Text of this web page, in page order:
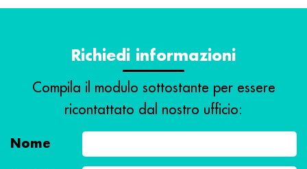
Richiedi informazioni
Compila il modulo sottostante per essere
ricontattato dal nostro ufficio:
Nome